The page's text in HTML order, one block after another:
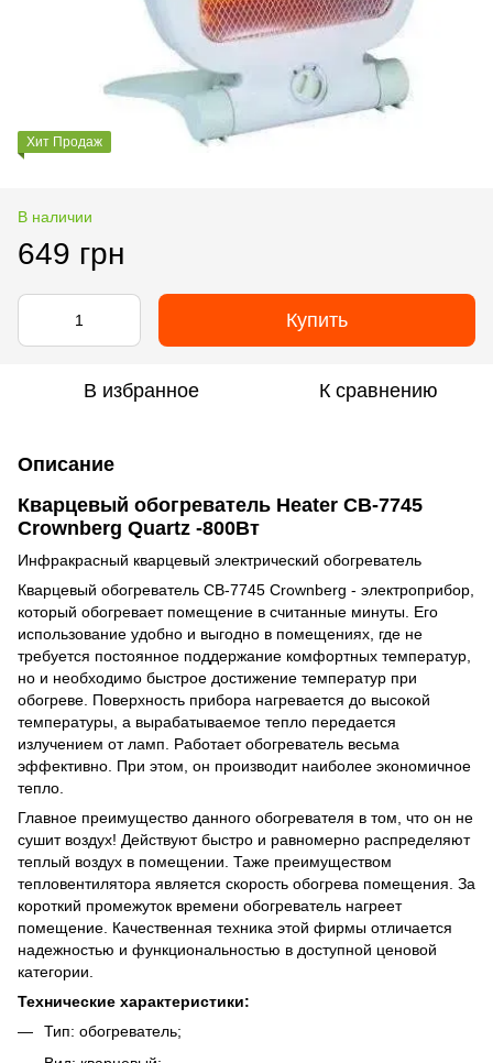
Хит Продаж
В наличии
649 грн
Купить
В избранное К сравнению
Описание
Кварцевый обогреватель Heater CB-7745
Crownberg Quartz -800Вт
Инфракрасный кварцевый электрический обогреватель
Кварцевый обогреватель CB-7745 Crownberg - электроприбор,
который обогревает помещение в считанные минуты. Его
использование удобно и выгодно в помещениях, где не
требуется постоянное поддержание комфортных температур,
но и необходимо быстрое достижение температур при
обогреве. Поверхность прибора нагревается до высокой
температуры, а вырабатываемое тепло передается
излучением от ламп. Работает обогреватель весьма
эффективно. При этом, он производит наиболее экономичное
тепло.
Главное преимущество данного обогревателя в том, что он не
сушит воздух! Действуют быстро и равномерно распределяют
теплый воздух в помещении. Таже преимуществом
тепловентилятора является скорость обогрева помещения. За
короткий промежуток времени обогреватель нагреет
помещение. Качественная техника этой фирмы отличается
надежностью и функциональностью в доступной ценовой
категории.
Технические характеристики:
Тип: обогреватель;